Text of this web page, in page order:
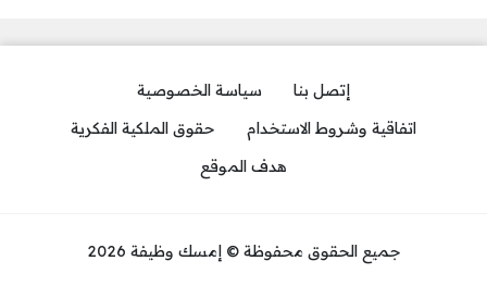
إتصل بنا
سياسة الخصوصية
اتفاقية وشروط الاستخدام
حقوق الملكية الفكرية
هدف الموقع
جميع الحقوق محفوظة © إمسك وظيفة 2026